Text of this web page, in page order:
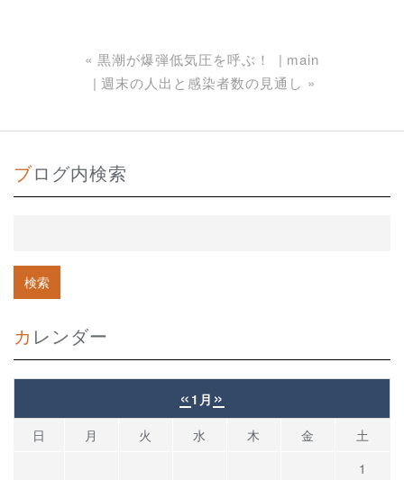
« 黒潮が爆弾低気圧を呼ぶ！
main
週末の人出と感染者数の見通し »
ブログ内検索
カレンダー
« 1月 »
日 月 火 水 木 金
土
1